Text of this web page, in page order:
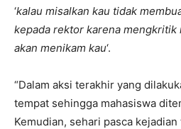
‘kalau misalkan kau tidak
kepada rektor karena
akan menikam kau‘.
“Dalam aksi terakhir yang
tempat sehingga mahasiswa
Kemudian, sehari pasca